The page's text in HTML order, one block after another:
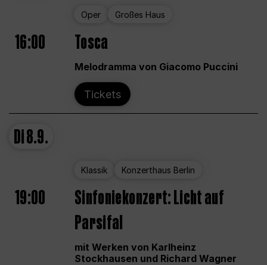
Oper Großes Haus
16:00 Tosca
Melodramma von Giacomo Puccini
Tickets
Di8.9.
Klassik Konzerthaus Berlin
19:00
Sinfoniekonzert: Licht auf
Parsifal
mit Werken von Karlheinz
Stockhausen und Richard Wagner